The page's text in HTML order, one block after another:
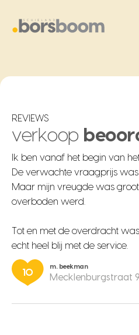
REVIEWS
verkoop
Ik ben vanaf het begin van
De verwachte vraagprijs was
Maar mijn vreugde was
overboden werd.
Tot en met de overdracht
echt heel blij met de service.
10
m. beekman
Mecklenburgstraat 9